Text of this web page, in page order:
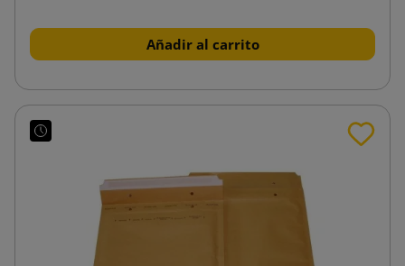
Añadir al carrito